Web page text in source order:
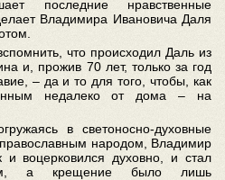
последние нравственные
Владимира Ивановича Даля
что происходил Даль из
и, прожив 70 лет, только за год
– да и то для того, чтобы, как
недалеко от дома – на
в светоносно-духовные
православным народом, Владимир
воцерковился духовно, и стал
а крещение было лишь